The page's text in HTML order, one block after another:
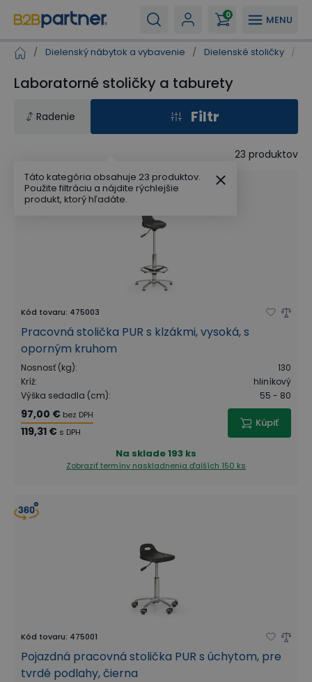
MENU
0
/ Dielenský nábytok a vybavenie / Dielenské stoličky /
Laboratorné stoličky a taburety
Radenie Filtr
23 produktov
Kód tovaru: 475003
Pracovná stolička PUR s klzákmi, vysoká, s
oporným kruhom
Nosnosť (kg):
130
Kríž:
hliníkový
Výška sedadla (cm): 55 - 80
97,00 € bez DPH
119,31 € s DPH
Kúpiť
Na sklade193 ks
Zobraziť termíny naskladnenia ďalších 150 ks
Kód tovaru: 475001
Pojazdná pracovná stolička PUR s úchytom, pre
tvrdé podlahy, čierna
Táto kategória obsahuje 23 produktov.
Použite filtráciu a nájdite rýchlejšie
produkt, ktorý hľadáte.